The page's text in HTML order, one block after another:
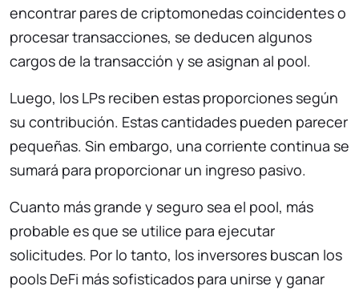
encontrar pares de criptomonedas coincidentes o
procesar transacciones, se deducen algunos
cargos de la transacción y se asignan al pool.
Luego, los LPs reciben estas proporciones según
su contribución. Estas cantidades pueden parecer
pequeñas. Sin embargo, una corriente continua se
sumará para proporcionar un ingreso pasivo.
Cuanto más grande y seguro sea el pool, más
probable es que se utilice para ejecutar
solicitudes. Por lo tanto, los inversores buscan los
pools DeFi más sofisticados para unirse y ganar